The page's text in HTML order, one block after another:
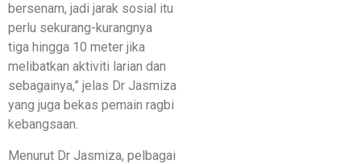
bersenam, jadi jarak sosial itu
perlu sekurang-kurangnya
tiga hingga 10 meter jika
melibatkan aktiviti larian dan
sebagainya,” jelas Dr Jasmiza
yang juga bekas pemain ragbi
kebangsaan.
Menurut Dr Jasmiza, pelbagai